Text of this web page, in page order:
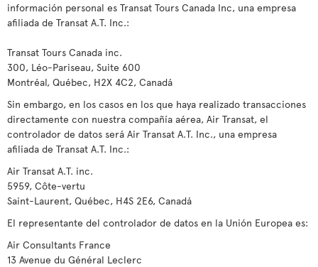
información personal es Transat Tours Canada Inc, una empresa
afiliada de Transat A.T. Inc.:
Transat Tours Canada inc.
300, Léo-Pariseau, Suite 600
Montréal, Québec, H2X 4C2, Canadá
Sin embargo, en los casos en los que haya realizado transacciones
directamente con nuestra compañía aérea, Air Transat, el
controlador de datos será Air Transat A.T. Inc., una empresa
afiliada de Transat A.T. Inc.:
Air Transat A.T. inc.
5959, Côte-vertu
Saint-Laurent, Québec, H4S 2E6, Canadá
El representante del controlador de datos en la Unión Europea es:
Air Consultants France
13 Avenue du Général Leclerc